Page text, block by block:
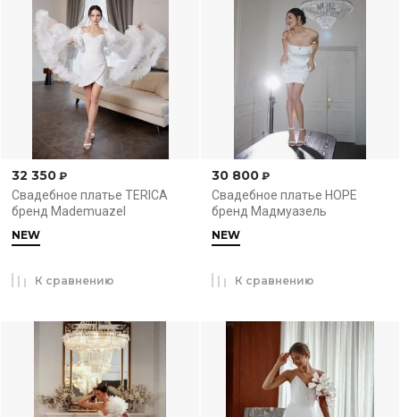
32 350 ₽
Свадебное платье TERICA
бренд Mademuazel
NEW
К сравнению
30 800 ₽
Свадебное платье HOPE
бренд Мадмуазель
NEW
К сравнению